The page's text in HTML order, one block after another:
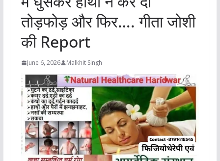
तोड़फोड़ और फिर…. गीता जोशी
की Report
June 6, 2026 Malkhit Singh